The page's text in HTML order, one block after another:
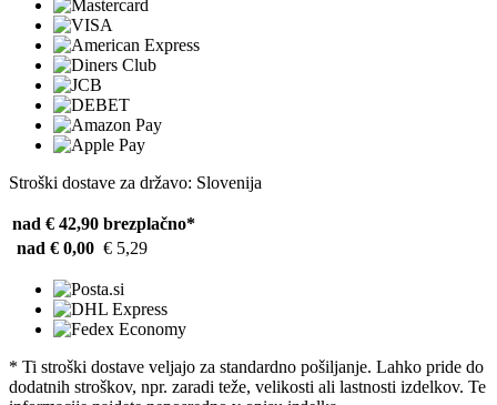
Stroški dostave za državo: Slovenija
nad € 42,90 brezplačno*
nad € 0,00 € 5,29
* Ti stroški dostave veljajo za standardno pošiljanje. Lahko pride do
dodatnih stroškov, npr. zaradi teže, velikosti ali lastnosti izdelkov. Te